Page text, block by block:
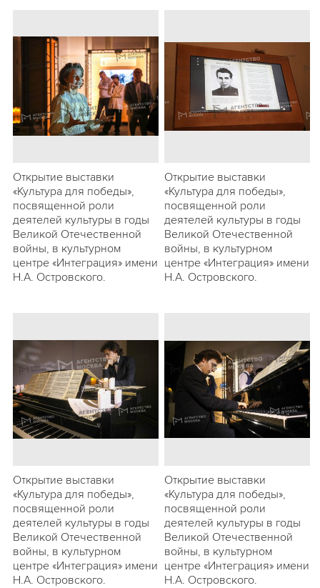
Открытие выставки
«Культура для победы»,
посвященной роли
деятелей культуры в годы
Великой Отечественной
войны, в культурном
центре «Интеграция» имени
Н.А. Островского.
Открытие выставки
«Культура для победы»,
посвященной роли
деятелей культуры в годы
Великой Отечественной
войны, в культурном
центре «Интеграция» имени
Н.А. Островского.
Открытие выставки
«Культура для победы»,
посвященной роли
деятелей культуры в годы
Великой Отечественной
войны, в культурном
центре «Интеграция» имени
Н.А. Островского.
Открытие выставки
«Культура для победы»,
посвященной роли
деятелей культуры в годы
Великой Отечественной
войны, в культурном
центре «Интеграция» имени
Н.А. Островского.